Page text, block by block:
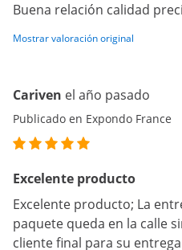
Buena relación calidad
Mostrar valoración original
Cariven el año pasado
Publicado en Expondo France
Excelente producto
Excelente producto; La
paquete queda en la calle
cliente final para su